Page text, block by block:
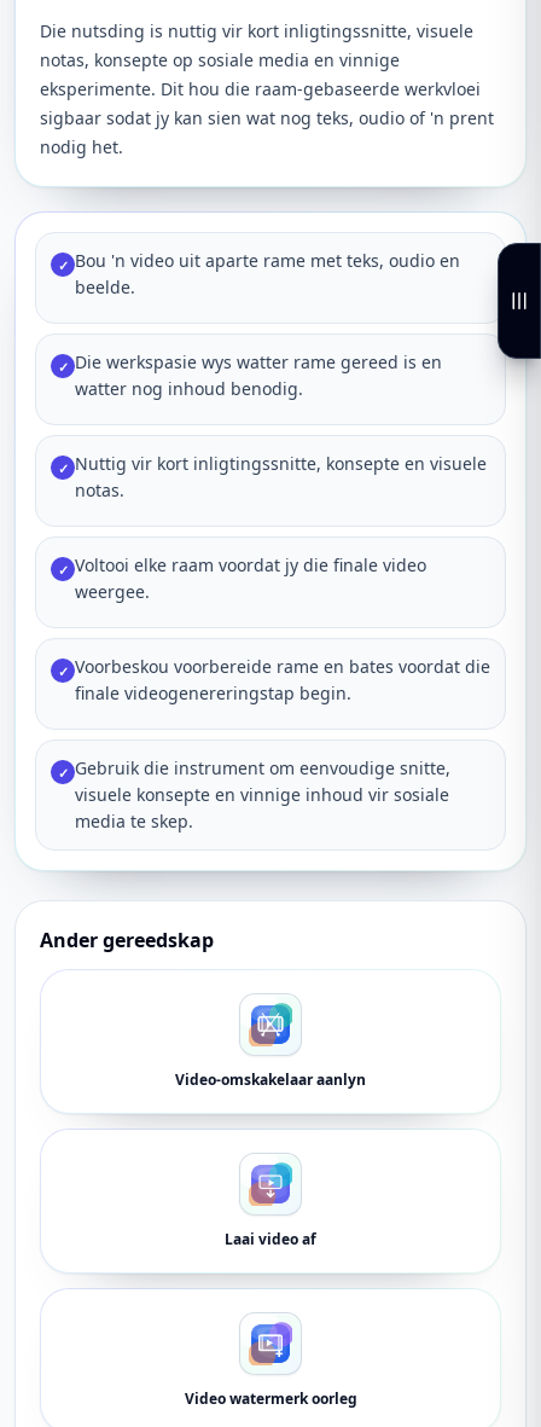
Die nutsding is nuttig vir kort inligtingssnitte, visuele
notas, konsepte op sosiale media en vinnige
eksperimente. Dit hou die raam-gebaseerde werkvloei
sigbaar sodat jy kan sien wat nog teks, oudio of 'n prent
nodig het.
✓ Bou 'n video uit aparte rame met teks, oudio en
beelde.
✓ Die werkspasie wys watter rame gereed is en
watter nog inhoud benodig.
✓ Nuttig vir kort inligtingssnitte, konsepte en visuele
notas.
✓ Voltooi elke raam voordat jy die finale video
weergee.
✓ Voorbeskou voorbereide rame en bates voordat die
finale videogenereringstap begin.
✓ Gebruik die instrument om eenvoudige snitte,
visuele konsepte en vinnige inhoud vir sosiale
media te skep.
Ander gereedskap
Video-omskakelaar aanlyn
Laai video af
Video watermerk oorleg